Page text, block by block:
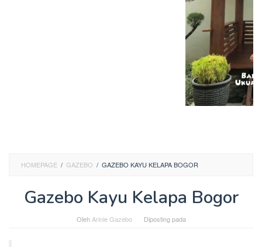
HOMEPAGE / GAZEBO / GAZEBO KAYU KELAPA BOGOR
Gazebo Kayu Kelapa Bogor
Oleh Arinie Gazebo Diposting pada